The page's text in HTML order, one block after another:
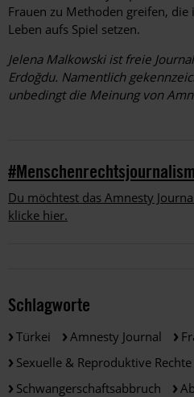
Frauen zu Methoden greifen,
Leben aufs Spiel setzen.
Jelena Malkowski ist freie
Erdoğdu. Namentlich
unbedingt die Meinung von
Du möchtest das Amnesty
klicke hier.
Schlagworte
Türkei Amnesty Journal
Sexuelle & Reproduktive Rechte
Schwangerschaftsabbruch